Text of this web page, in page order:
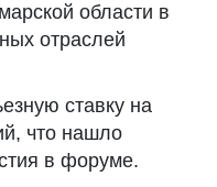
области в
отраслей
ставку на
что нашло
в форуме.